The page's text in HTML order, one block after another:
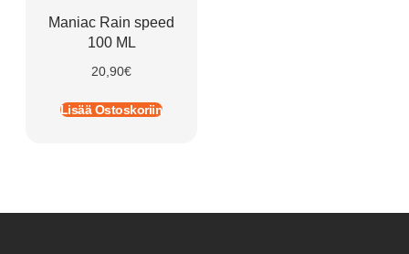
Maniac Rain speed
100 ML
20,90€
Lisää Ostoskoriin